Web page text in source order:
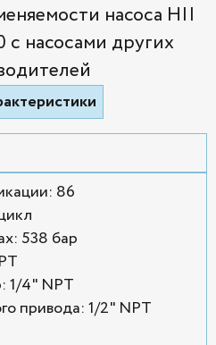
насоса HII
с насосами других
86
538 бар
1/4" NPT
привода: 1/2" NPT